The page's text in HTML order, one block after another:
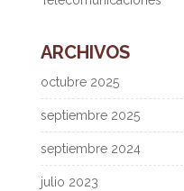
ARCHIVOS
octubre 2025
septiembre 2025
septiembre 2024
julio 2023